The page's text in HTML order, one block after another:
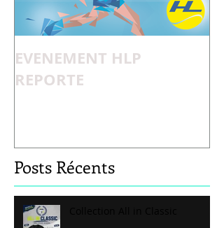
EVENEMENT HLP
REPORTE
Posts Récents